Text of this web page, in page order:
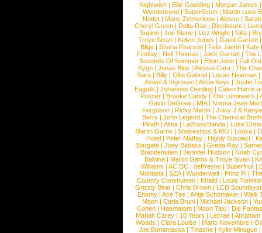
Nightwish |Ellie Goulding |Morgan James
Wunderkynd | SuperScum | Martin Luke
Nottet |Mans Zelmerloew |Alesso |
Cheryl Green |Delta Rae |Disclosure |
Supino |Joe Stone |Lizz Wright |Niila |
Troye Sivan | Kelvin Jones | David Garrett
Blige | Shana Pearson | Felix Jaehn | Katy
Findlay |Neil Thomas |Jack Garratt |The
Seconds Of Summer |Elton John |Fall
Kygo |Jonas Blue |Alessia Cara |The
Sara |Billy |Ollie Gabriel |Lucas Newman |
Axwel & Ingrosso | Alicia Keys | Justin
Eagulls |Johannes Oerding |Calvin Harris
Posner |Brooke Candy |The Lumineers |
Gavin DeGraw | MIA| Norma Jean
Ferguson | Ricky Martin | Juicy J &
Berry | John Legend | The Chemical
Pillath |Alma |LaBrassBanda |Luke
Martin Garrix | Snakeships & MO | Louka |
Hotel | Peter Maffay | Highly Suspect |
Stargate |Joey Badass |Gretta Ray |
Brandenstein |Jennifer Hudson |Noah
Balbina | Martin Garrix & Troye Sivan |
Williams |AC DC |dePresno |Superfruit |
Montana |SZA|Wunderwelt |Prinz Pi |
Country Communion | Khalid | Louis
Grizzly Bear | Chris Brown | LCD
Enemy | Ace Tee | Antje Schomaker | Walk
Moon |Carla Bruni |Michael Jackson |
Cohen |Haematom |Moon Taxi |Die
Mariah Carey | 10 Years | Lecrae | Abraham
Woods |Clara Louise |Mario Novembre |
Joe Bonamassa | Tinashe | Kylie Minogue |